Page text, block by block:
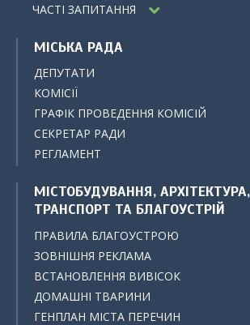
ЧАСТІ ЗАПИТАННЯ
МІСЬКА РАДА
ДЕПУТАТИ
КОМІСІЇ
ГРАФІК ПРОВЕДЕННЯ КОМІСІЙ
СЕКРЕТАР РАДИ
РЕГЛАМЕНТ
МІСТОБУДУВАННЯ,
ТРАНСПОРТ ТА БЛАГОУСТРІЙ
ПРАВИЛА БЛАГОУСТРОЮ
ЗОВНІШНЯ РЕКЛАМА
ВСТАНОВЛЕННЯ ВИВІСОК
ДОМАШНІ ТВАРИНИ
ГЕНПЛАН МІСТА ПЕРЕЧИН